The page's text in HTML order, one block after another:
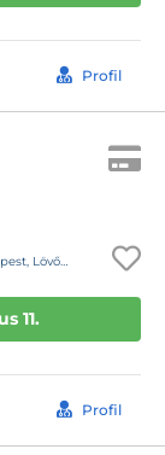
Profil
II., 4. emelet
11.
Profil